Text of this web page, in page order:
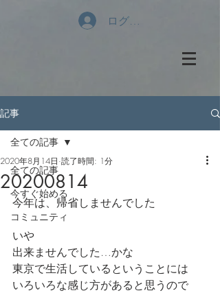
ログイン
記事
全ての記事
今すぐ始める
コミュニティ
全ての記事
20200814
2020年8月14日 読了時間: 1分
今年は、帰省しませんでした
いや
出来ませんでした…かな
東京で生活しているということには
いろいろな感じ方があると思うので